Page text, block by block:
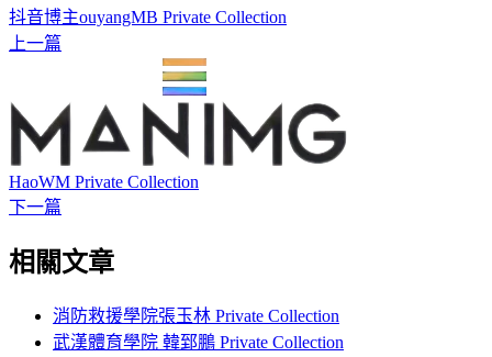
抖音博主ouyangMB Private Collection
上一篇
HaoWM Private Collection
下一篇
相關文章
消防救援學院張玉林 Private Collection
武漢體育學院 韓郅鵬 Private Collection